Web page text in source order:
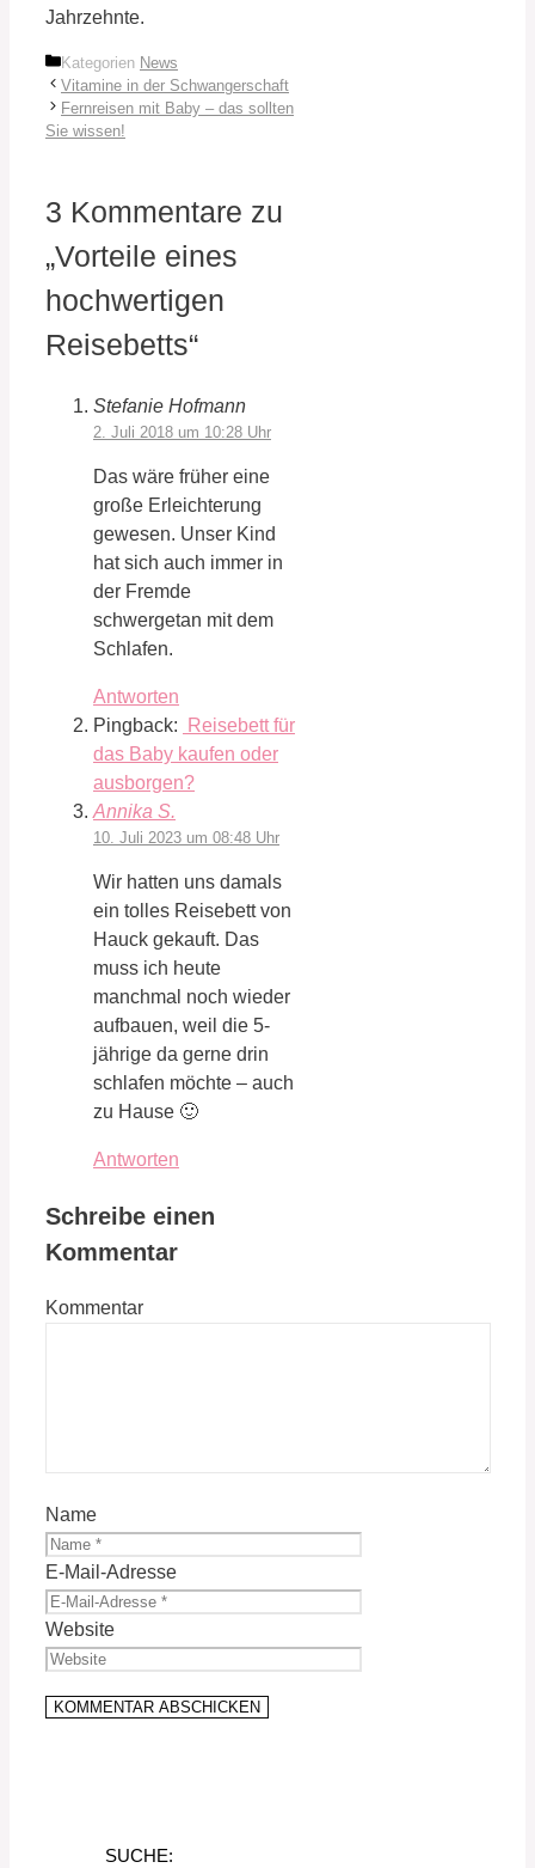
Jahrzehnte.
Kategorien News
Vitamine in der Schwangerschaft
Fernreisen mit Baby – das sollten
Sie wissen!
3 Kommentare zu
„Vorteile eines
hochwertigen
Reisebetts“
Stefanie Hofmann
2. Juli 2018 um 10:28 Uhr
Das wäre früher eine
große Erleichterung
gewesen. Unser Kind
hat sich auch immer in
der Fremde
schwergetan mit dem
Schlafen.
Antworten
Pingback:
Reisebett für
das Baby kaufen oder
ausborgen?
Annika S.
10. Juli 2023 um 08:48 Uhr
Wir hatten uns damals
ein tolles Reisebett von
Hauck gekauft. Das
muss ich heute
manchmal noch wieder
aufbauen, weil die 5-
jährige da gerne drin
schlafen möchte – auch
zu Hause 🙂
Antworten
Schreibe einen
Kommentar
Kommentar
Name
E-Mail-Adresse
Website
SUCHE: